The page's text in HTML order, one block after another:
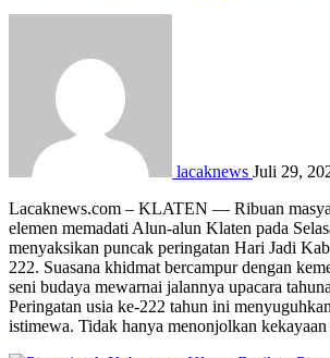
lacaknews Juli 29,
Lacaknews.com – KLATEN — Ribuan
elemen memadati Alun-alun Klaten pada
menyaksikan puncak peringatan Hari Jadi
222. Suasana khidmat bercampur dengan
seni budaya mewarnai jalannya upacara
Peringatan usia ke-222 tahun ini
istimewa. Tidak hanya menonjolkan